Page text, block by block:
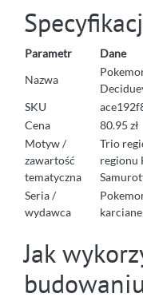
Parametr
Dane
Nazwa
SKU
Cena
80.95 zł
Motyw /
zawartość
tematyczna
Trio
regionu
Seria /
wydawca
karciane
Jak